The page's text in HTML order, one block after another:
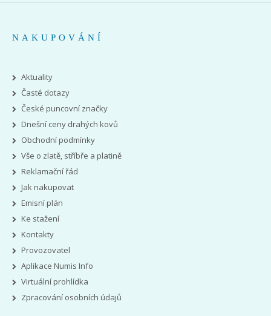
NAKUPOVÁNÍ
Aktuality
Časté dotazy
České puncovní značky
Dnešní ceny drahých kovů
Obchodní podmínky
Vše o zlatě, stříbře a platině
Reklamační řád
Jak nakupovat
Emisní plán
Ke stažení
Kontakty
Provozovatel
Aplikace Numis Info
Virtuální prohlídka
Zpracování osobních údajů